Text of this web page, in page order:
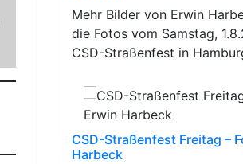
Mehr Bilder von Erwin
die Fotos vom Samstag,
CSD-Straßenfest in
CSD-Straßenfest Freitag –
Harbeck